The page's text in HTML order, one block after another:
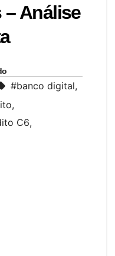
– Análise
#banco digital,
,
C6,